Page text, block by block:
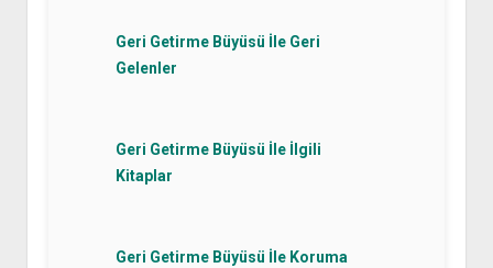
Geri Getirme Büyüsü İle Geri
Gelenler
Geri Getirme Büyüsü İle İlgili
Kitaplar
Geri Getirme Büyüsü İle Koruma